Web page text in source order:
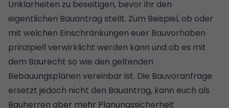
Unklarheiten zu beseitigen, bevor ihr den
eigentlichen Bauantrag stellt. Zum Beispiel, ob oder
mit welchen Einschränkungen euer Bauvorhaben
prinzipiell verwirklicht werden kann und ob es mit
dem Baurecht so wie den geltenden
Bebauungsplänen vereinbar ist. Die Bauvoranfrage
ersetzt jedoch nicht den Bauantrag, kann euch als
Bauherren aber mehr Planungssicherheit